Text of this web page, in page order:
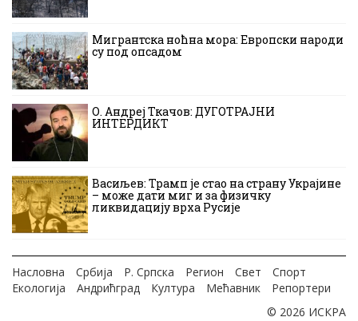
Мигрантска ноћна мора: Европски народи
су под опсадом
О. Андреј Ткачов: ДУГОТРАЈНИ
ИНТЕРДИКТ
Васиљев: Трамп је стао на страну Украјине
– може дати миг и за физичку
ликвидацију врха Русије
Насловна Србија Р. Српска Регион Свет
Спорт
Екологија
Андрићград Култура Мећавник
Репортери
© 2026 ИСКРА